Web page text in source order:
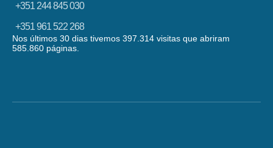
+351 244 845 030
+351 961 522 268
Nos últimos 30 dias tivemos 397.314 visitas que abriram
585.860 páginas.